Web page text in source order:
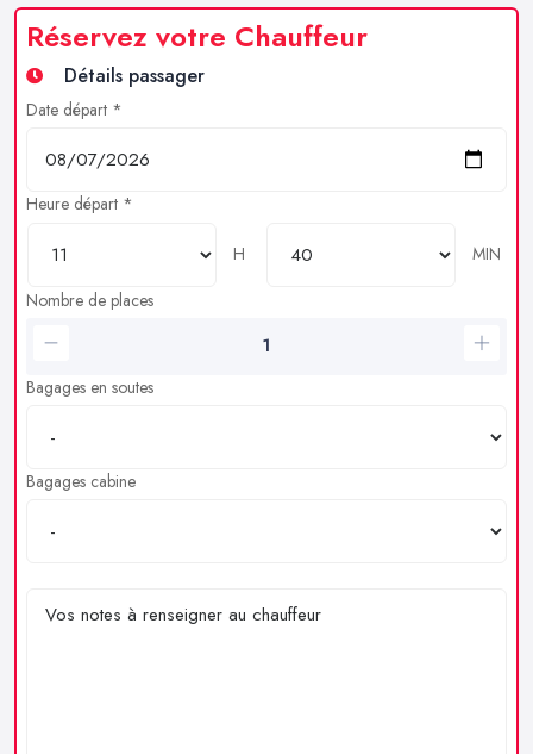
Réservez votre Chauffeur
Détails passager
Date départ *
Heure départ *
H
MIN
Nombre de places
Bagages en soutes
Bagages cabine